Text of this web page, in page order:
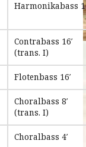
Harmonikabass
Contrabass 16′
(trans. I)
Flotenbass 16′
Choralbass 8′
(trans. I)
Choralbass 4′